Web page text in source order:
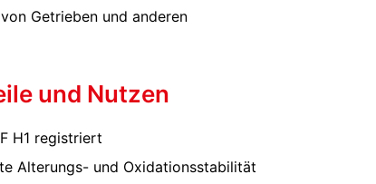
Getrieben und anderen
und Nutzen
H1 registriert
Alterungs- und Oxidationsstabilität